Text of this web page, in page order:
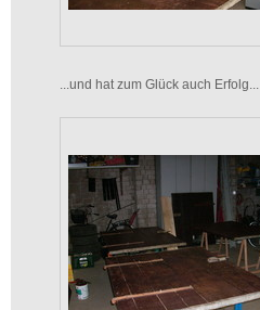
...und hat zum Glück auch Erfolg...